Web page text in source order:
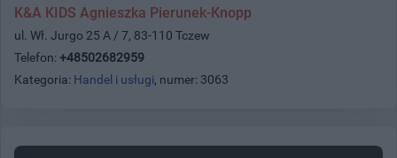
K&A KIDS Agnieszka Pierunek-Knopp
ul. Wł. Jurgo 25 A / 7, 83-110 Tczew
Telefon: +48502682959
Kategoria: Handel i usługi, numer: 3063